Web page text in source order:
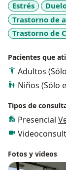
Estrés
Trastorno de
Trastorno de
Pacientes que
Adultos
Niños (Sólo
Tipos de
Presencial
Fotos y videos